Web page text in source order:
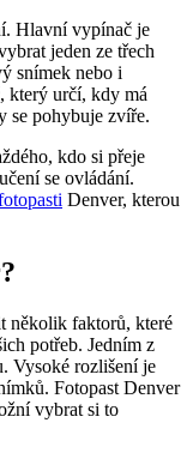
Hlavní vypínač je
jeden ze třech
snímek nebo i
který určí, kdy má
se pohybuje zvíře.
kdo si přeje
se ovládání.
Denver, kterou
několik faktorů, které
potřeb. Jedním z
Vysoké rozlišení je
Fotopast Denver
vybrat si to